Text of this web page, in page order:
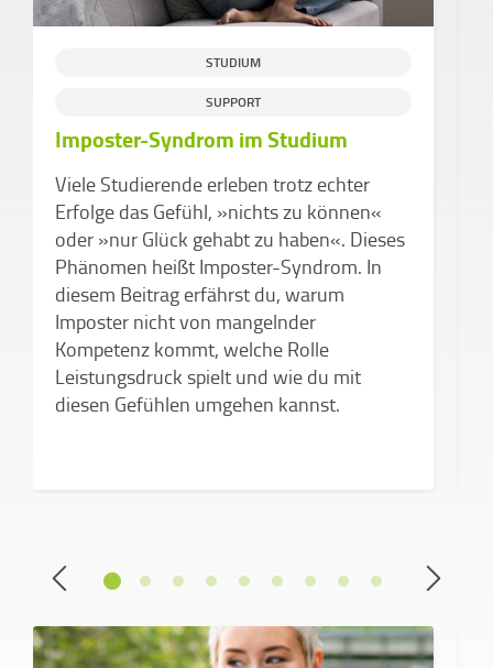
STUDIUM
SUPPORT
Imposter-Syndrom im Studium
Viele Studierende erleben trotz echter
Erfolge das Gefühl, »nichts zu können«
oder »nur Glück gehabt zu haben«. Dieses
Phänomen heißt Imposter-Syndrom. In
diesem Beitrag erfährst du, warum
Imposter nicht von mangelnder
Kompetenz kommt, welche Rolle
Leistungsdruck spielt und wie du mit
diesen Gefühlen umgehen kannst.